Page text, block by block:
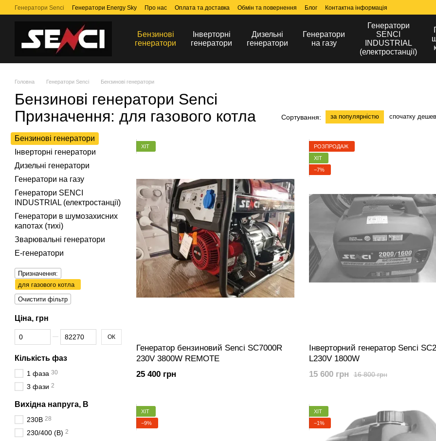
Перейти до основного контенту
Генератори Senci Генератори Energy Sky Про нас Оплата та доставка Обмін та повернення Блог Контактна інформація
Бензинові
генератори
Інверторні
генератори
Дизельні
генератори
Генератори
на газу
Генератори
SENCI
INDUSTRIAL
(електростанції)
Головна Генератори Senci Бензинові генератори
Бензинові генератори Senci
Призначення: для газового котла
Сортування: за популярністю спочатку
ХІТ
Генератор бензиновий Senci SC7000R
230V 3800W REMOTE
25 400 грн
РОЗПРОДАЖ
ХІТ
−7%
Інверторний генератор Senci
L230V 1800W
16 800 грн
15 600 грн
ХІТ
−9%
ХІТ
−1%
Бензинові генератори
Інверторні генератори
Дизельні генератори
Генератори на газу
Генератори SENCI
INDUSTRIAL (електростанції)
Генератори в шумозахисних
капотах (тихі)
Зварювальні генератори
Е-генератори
Призначення:
для газового котла
Очистити фільтр
Ціна, грн
Від Ціна, грн
До Ціна, грн ОК
Кількість фаз
1 фаза 30
3 фази 2
Вихідна напруга, В
230В 28
230/400 (В) 2